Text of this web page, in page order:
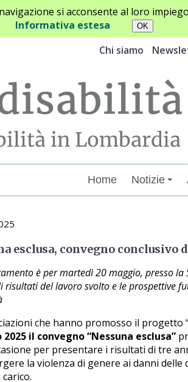
si acconsente al loro
Informativa estesa
Chi siamo
Home Notizie
esclusa, convegno
è per martedì 20 maggio, presso
risultati del lavoro svolto e le prospettive
che hanno promosso il progetto
il convegno “Nessuna esclusa”
per presentare i risultati di tre
la violenza di genere ai danni